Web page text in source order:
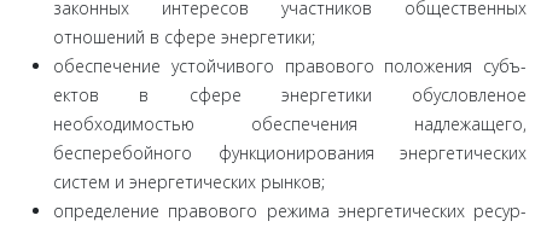
законных интересов участников общественных
отношений в сфере энергетики;
обеспечение устойчивого правового положения субъ­
ектов в сфере энергетики обусловленое
необходимостью обе­спечения надлежащего,
бесперебойного функционирования энергетических
систем и энергетических рынков;
определение правового режима энергетических ресур­